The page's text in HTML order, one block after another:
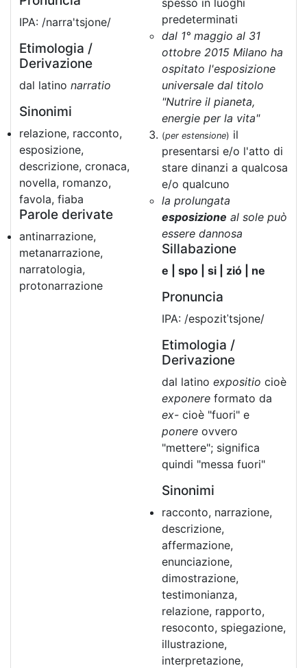
IPA: /narra'tsjone/
Etimologia /
Derivazione
dal latino narratio
Sinonimi
relazione, racconto,
esposizione,
descrizione, cronaca,
novella, romanzo,
favola, fiaba
Parole derivate
antinarrazione,
metanarrazione,
narratologia,
protonarrazione
spesso in luoghi
predeterminati
dal 1° maggio al 31
ottobre 2015 Milano ha
ospitato l'esposizione
universale dal titolo
"Nutrire il pianeta,
energie per la vita"
(per estensione) il
presentarsi e/o l'atto di
stare dinanzi a qualcosa
e/o qualcuno
la prolungata
esposizione al sole può
essere dannosa
Sillabazione
e | spo | si | zió | ne
Pronuncia
IPA: /espozitˈtsjone/
Etimologia /
Derivazione
dal latino expositio cioè
exponere formato da
ex- cioè "fuori" e
ponere ovvero
"mettere"; significa
quindi "messa fuori"
Sinonimi
racconto, narrazione,
descrizione,
affermazione,
enunciazione,
dimostrazione,
testimonianza,
relazione, rapporto,
resoconto, spiegazione,
illustrazione,
interpretazione,